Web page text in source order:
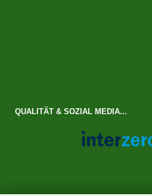
QUALITÄT & SOZIAL MEDIA...